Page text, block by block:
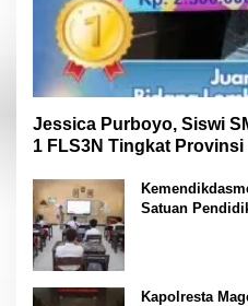
Jessica Purboyo, Siswi
1 FLS3N Tingkat Provinsi
Satuan
Kapolresta